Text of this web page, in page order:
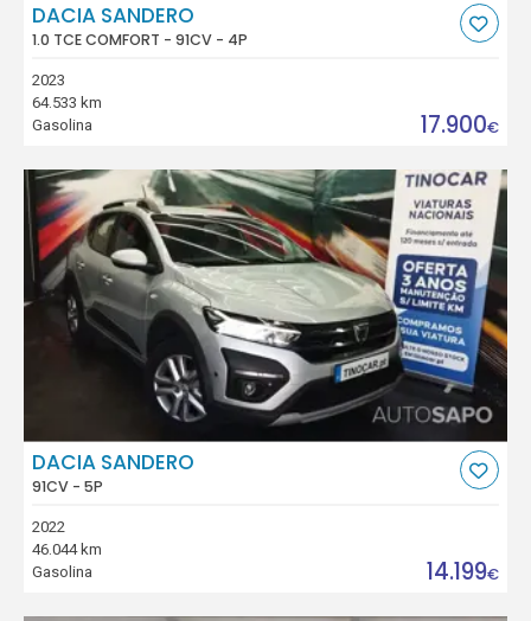
DACIA SANDERO
1.0 TCE COMFORT - 91CV - 4P
2023
64.533 km
Gasolina
17.900€
DACIA SANDERO
91CV - 5P
2022
46.044 km
Gasolina
14.199€